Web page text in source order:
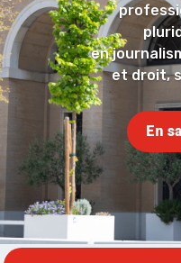
en
et droit,
En